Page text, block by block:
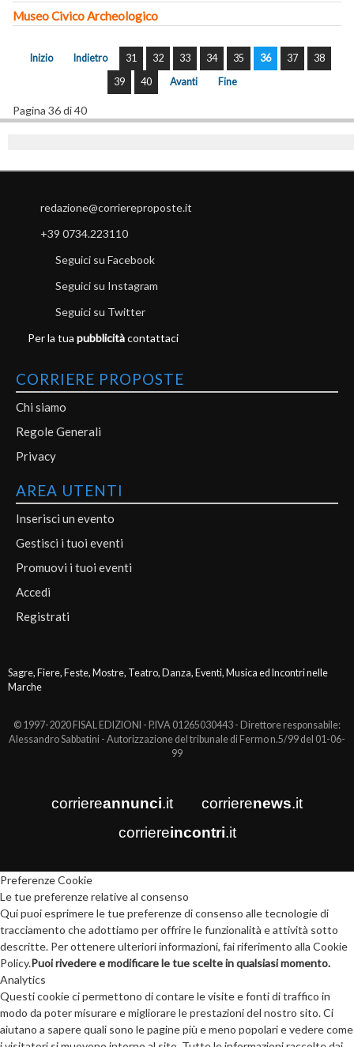
Museo Civico Archeologico
Inizio Indietro 31 32 33 34 35 36 37
38
39
40 Avanti Fine
Pagina 36 di 40
redazione@corriereproposte.it
+39 0734.223110
Seguici su Facebook
Seguici su Instagram
Seguici su Twitter
Per la tua pubblicitàcontattaci
CORRIERE PROPOSTE
Chi siamo
Regole Generali
Privacy
AREA UTENTI
Inserisci un evento
Gestisci i tuoi eventi
Promuovi i tuoi eventi
Accedi
Registrati
Sagre, Fiere, Feste, Mostre, Teatro, Danza, Eventi, Musica ed Incontri nelle
Marche
© 1997-2020 FISAL EDIZIONI - P.IVA 01265030443 - Direttore responsabile:
Alessandro Sabbatini - Autorizzazione del tribunale di Fermo n.5/99 del 01-06-
99
corriereannunci.it corrierenews.it
corriereincontri.it
Preferenze Cookie
Le tue preferenze relative al consenso
Qui puoi esprimere le tue preferenze di consenso alle tecnologie di
tracciamento che adottiamo per offrire le funzionalità e attività sotto
descritte. Per ottenere ulteriori informazioni, fai riferimento alla Cookie
Policy.Puoi rivedere e modificare le tue scelte in qualsiasi momento.
Analytics
Questi cookie ci permettono di contare le visite e fonti di traffico in
modo da poter misurare e migliorare le prestazioni del nostro sito. Ci
aiutano a sapere quali sono le pagine più e meno popolari e vedere come